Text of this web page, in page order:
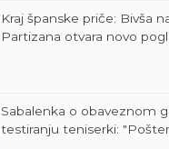
Kraj španske priče: Bivša nada
Partizana otvara novo
Sabalenka o obaveznom genetskom
testiranju teniserki: